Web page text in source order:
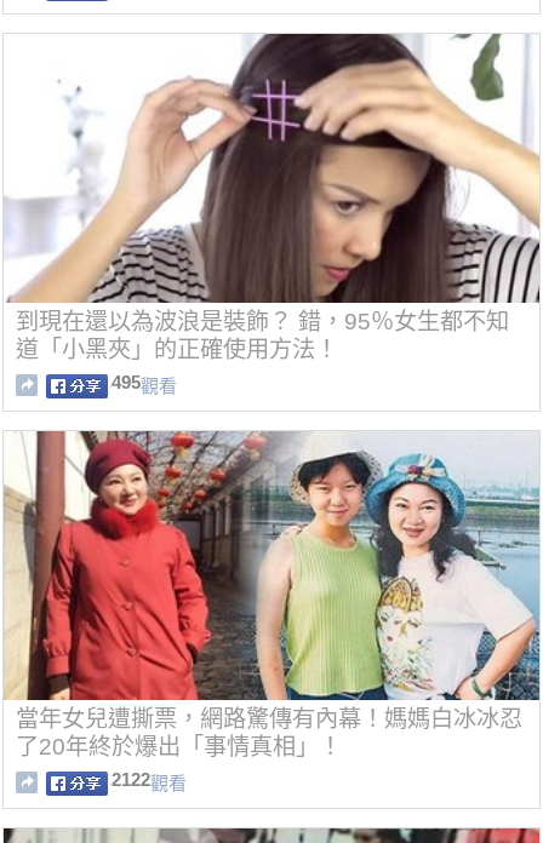
到現在還以為波浪是裝飾？ 錯，95％女生都不知
道「小黑夾」的正確使用方法！
495觀看
當年女兒遭撕票，網路驚傳有內幕！媽媽白冰冰忍
了20年終於爆出「事情真相」！
2122觀看